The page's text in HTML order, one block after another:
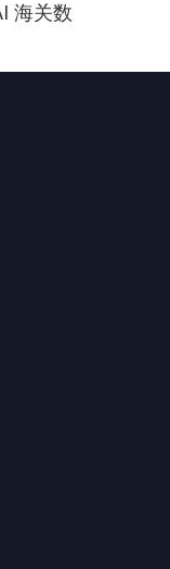
海关数